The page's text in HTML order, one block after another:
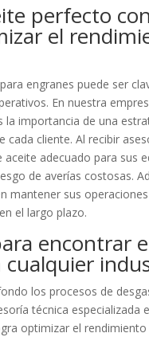
perfecto
el
engranes puede ser
En nuestra
importancia de una
cada cliente. Al recibir
adecuado para sus
de averías costosas.
mantener sus
el largo plazo.
encontrar
los procesos de
técnica especializada
optimizar el